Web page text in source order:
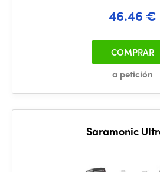
46.46 €
a petición
COMPRAR
Saramonic